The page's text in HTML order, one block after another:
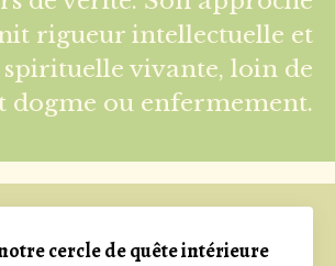
rigueur intellectuelle et
vivante, loin de
dogme ou enfermement.
cercle de quête intérieure